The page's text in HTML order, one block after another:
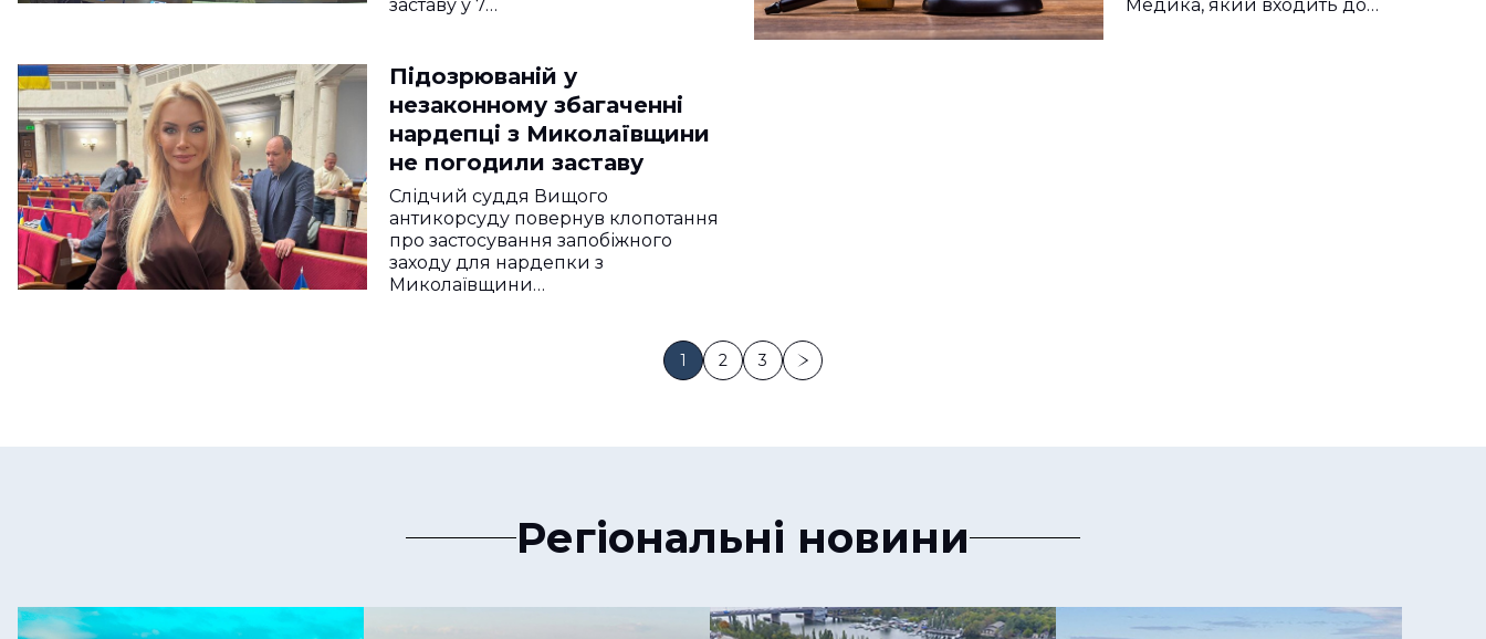
заставу у 7…
Медика, який входить до…
Підозрюваній у
незаконному збагаченні
нардепці з Миколаївщини
не погодили заставу
Слідчий суддя Вищого
антикорсуду повернув клопотання
про застосування запобіжного
заходу для нардепки з
Миколаївщини…
1 2 3
Регіональні новини